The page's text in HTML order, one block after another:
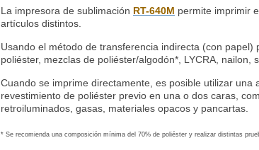
La impresora de sublimación RT-640M permite imprimir
artículos distintos.
Usando el método de transferencia indirecta (con
poliéster, mezclas de poliéster/algodón*, LYCRA, nailon,
Cuando se imprime directamente, es posible utilizar una
revestimiento de poliéster previo en una o dos caras,
retroiluminados, gasas, materiales opacos y pancartas.
* Se recomienda una composición mínima del 70% de poliéster y realizar distintas